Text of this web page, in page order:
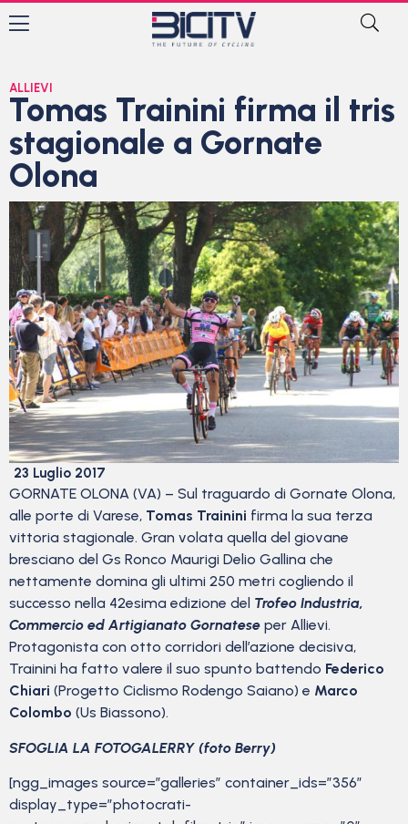
ALLIEVI
Tomas Trainini firma il tris
stagionale a Gornate
Olona
23 Luglio 2017
GORNATE OLONA (VA) – Sul traguardo di Gornate Olona,
alle porte di Varese, Tomas Trainini firma la sua terza
vittoria stagionale. Gran volata quella del giovane
bresciano del Gs Ronco Maurigi Delio Gallina che
nettamente domina gli ultimi 250 metri cogliendo il
successo nella 42esima edizione del Trofeo Industria,
Commercio ed Artigianato Gornatese per Allievi.
Protagonista con otto corridori dell’azione decisiva,
Trainini ha fatto valere il suo spunto battendo Federico
Chiari (Progetto Ciclismo Rodengo Saiano) e Marco
Colombo (Us Biassono).
SFOGLIA LA FOTOGALERRY (foto Berry)
[ngg_images source=”galleries” container_ids=”356″
display_type=”photocrati-